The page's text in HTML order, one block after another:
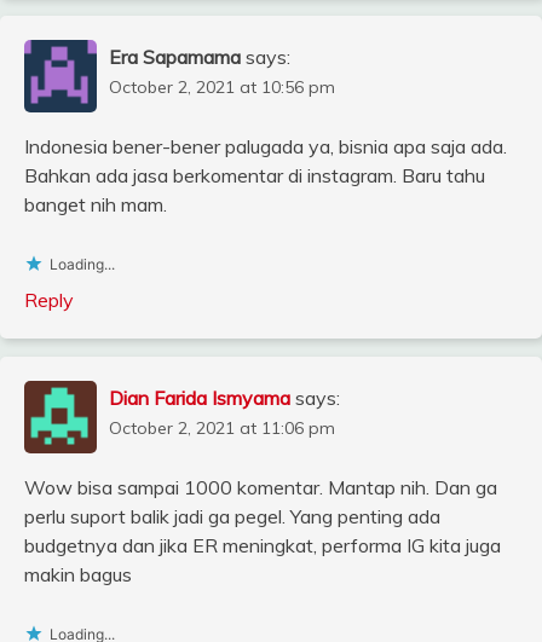
Era Sapamama says:
October 2, 2021 at 10:56 pm
Indonesia bener-bener palugada ya, bisnia apa saja ada.
Bahkan ada jasa berkomentar di instagram. Baru tahu
banget nih mam.
Loading...
Reply
Dian Farida Ismyama says:
October 2, 2021 at 11:06 pm
Wow bisa sampai 1000 komentar. Mantap nih. Dan ga
perlu suport balik jadi ga pegel. Yang penting ada
budgetnya dan jika ER meningkat, performa IG kita juga
makin bagus
Loading...